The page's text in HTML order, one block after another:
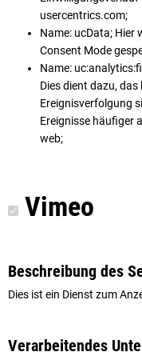
usercentrics.com;
Name: ucData; Hier
Consent Mode
Name:
Dies dient dazu,
Ereignisverfolgung
Ereignisse häufiger
web;
Vimeo
Beschreibung des
Dies ist ein Dienst zum
Verarbeitendes